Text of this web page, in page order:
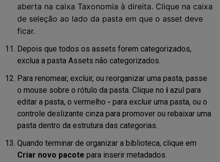
aberta na caixa Taxonomia à direita. Clique na caixa
de seleção ao lado da pasta em que o asset deve
ficar.
Depois que todos os assets forem categorizados,
exclua a pasta Assets não categorizados.
Para renomear, excluir, ou reorganizar uma pasta, passe
o mouse sobre o rótulo da pasta. Clique no i azul para
editar a pasta, o vermelho - para excluir uma pasta, ou o
controle deslizante cinza para promover ou rebaixar uma
pasta dentro da estrutura das categorias.
Quando terminar de organizar a biblioteca, clique em
Criar novo pacote para inserir metadados.